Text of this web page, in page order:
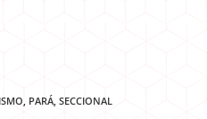
, PARÁ, SECCIONAL